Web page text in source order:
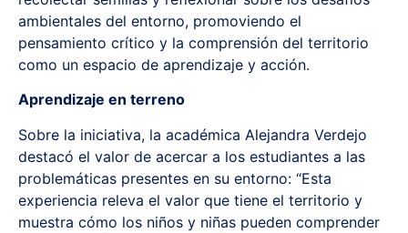
ambientales del entorno, promoviendo el
pensamiento crítico y la comprensión del territorio
como un espacio de aprendizaje y acción.
Aprendizaje en terreno
Sobre la iniciativa, la académica Alejandra Verdejo
destacó el valor de acercar a los estudiantes a las
problemáticas presentes en su entorno: “Esta
experiencia releva el valor que tiene el territorio y
muestra cómo los niños y niñas pueden comprender